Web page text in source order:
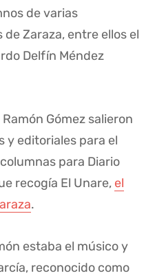
de varias
Zaraza, entre ellos el
Delfín Méndez
Gómez salieron
y editoriales para el
para Diario
recogía El Unare, el
.
estaba el músico y
reconocido como